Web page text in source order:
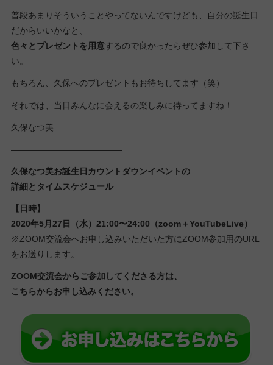
普段あまりそういうことやってないんですけども、自分の誕生日
だからいいかなと、
色々とプレゼントを用意するので良かったらぜひ参加して下さ
い。
もちろん、久保へのプレゼントもお待ちしてます（笑）
それでは、当日みんなに会えるの楽しみに待ってますね！
久保なつ美
—————————————
久保なつ美お誕生日カウントダウンイベントの
詳細とタイムスケジュール
【日時】
2020年5月27日（水）21:00〜24:00（zoom＋YouTubeLive）
※ZOOM交流会へお申し込みいただいた方にZOOM参加用のURL
をお送りします。
ZOOM交流会からご参加してくださる方は、
こちらからお申し込みください。